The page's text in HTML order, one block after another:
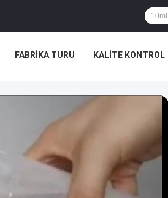
FABRIKA TURU KALITE KONTROL